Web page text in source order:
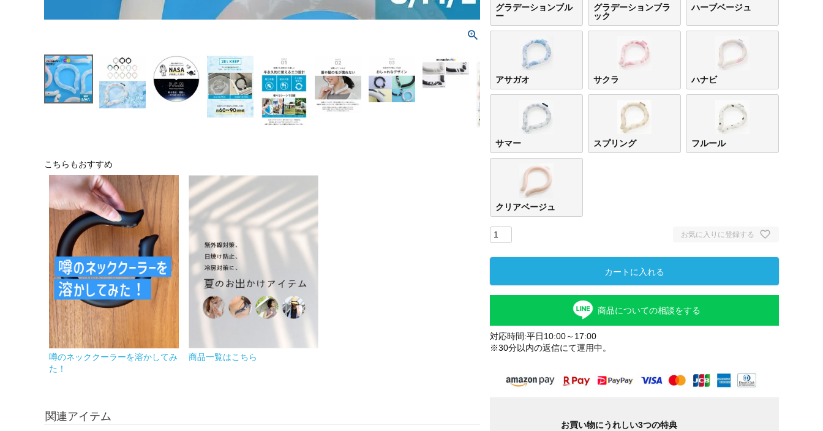
こちらもおすすめ
噂のネッククーラーを溶かしてみ
た！
商品一覧はこちら
関連アイテム
グラデーションブル
ー
グラデーションブラ
ック
ハーブベージュ
アサガオ サクラ ハナビ
サマー スプリング フルール
クリアベージュ
お気に入りに登録する
カートに入れる
商品についての相談をする
対応時間:平日10:00～17:00
※30分以内の返信にて運用中。
お買い物にうれしい3つの特典